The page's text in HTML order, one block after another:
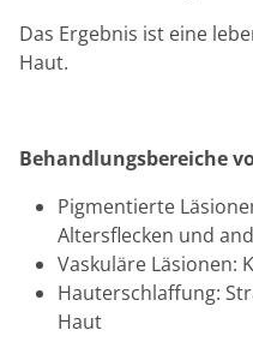
Das Ergebnis ist eine
Haut.
Behandlungsbereiche
Pigmentierte
Altersflecken und
Vaskuläre Läsionen:
Hauterschlaffung:
Haut